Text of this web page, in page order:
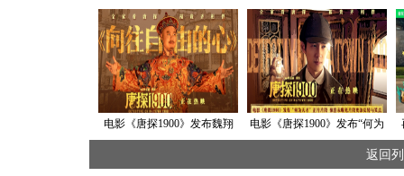
电影《唐探1900》发布魏翔
息成就“最伟大的魔
电影《唐探1900》发布“何为
天才”正片片段 刘昊然口若悬
河探案被打脸令人捧腹
返回